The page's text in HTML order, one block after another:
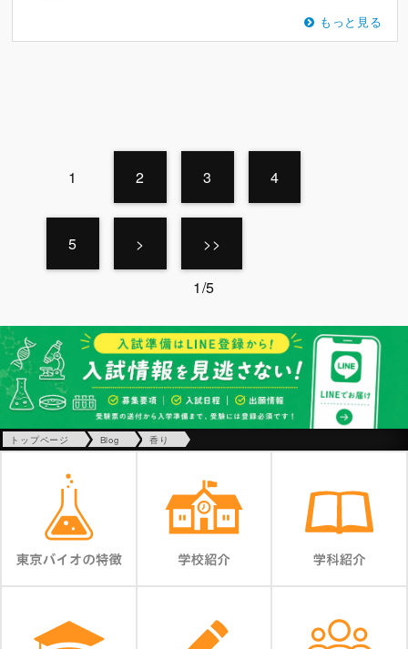
もっと見る
1 2 3 4
5 > >>
1/5
トップページ Blog 香り